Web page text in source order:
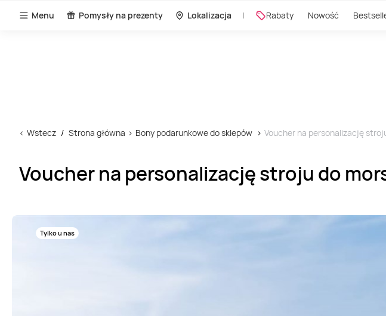
Menu Pomysły na prezenty Lokalizacja Rabaty Nowość
Wstecz Strona główna Bony podarunkowe do sklepów Voucher na personalizację
Voucher na personalizację stroju do
Tylko u nas